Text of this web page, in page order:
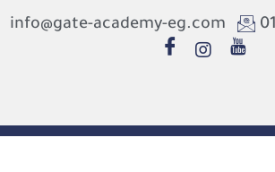
info@gate-academy-eg.com